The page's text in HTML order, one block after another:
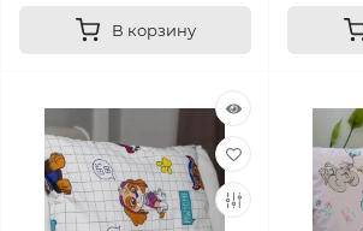
В корзину